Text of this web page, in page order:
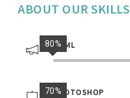
ABOUT OUR SKILLS
HTML
80%
PHOTOSHOP
70%